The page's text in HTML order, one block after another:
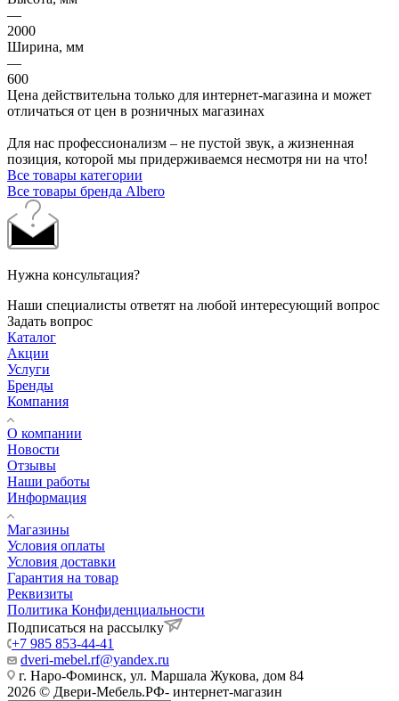
—
2000
Ширина, мм
—
600
Цена действительна только для интернет-магазина и может
отличаться от цен в розничных магазинах
Для нас профессионализм – не пустой звук, а жизненная
позиция, которой мы придерживаемся несмотря ни на что!
Все товары категории
Все товары бренда Albero
Нужна консультация?
Наши специалисты ответят на любой интересующий вопрос
Задать вопрос
Каталог
Акции
Услуги
Бренды
Компания
О компании
Новости
Отзывы
Наши работы
Информация
Магазины
Условия оплаты
Условия доставки
Гарантия на товар
Реквизиты
Политика Конфиденциальности
Подписаться на рассылку
+7 985 853-44-41
dveri-mebel.rf@yandex.ru
г. Наро-Фоминск, ул. Маршала Жукова, дом 84
2026 © Двери-Мебель.РФ- интернет-магазин